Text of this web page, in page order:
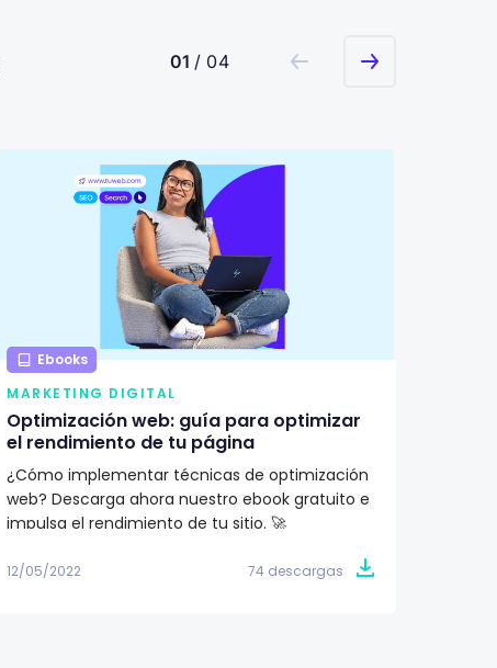
01 / 04
Ebooks
MARKETING DIGITAL
Optimización web: guía para optimizar
el rendimiento de tu página
¿Cómo implementar técnicas de optimización
web? Descarga ahora nuestro ebook gratuito e
impulsa el rendimiento de tu sitio. 🚀
12/05/2022 74 descargas